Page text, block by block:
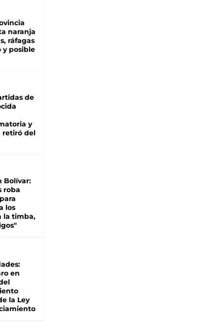
naranja
ráfagas
y posible
de
y
retiró del
Bolívar:
roba
los
la timba,
en
la Ley